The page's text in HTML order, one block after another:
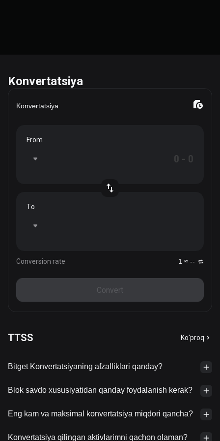
Konvertatsiya
Konvertatsiya
From
To
Conversion rate 1 ≈ --
Convert
TTSS Ko'proq
Bitget Konvertatsiyaning afzalliklari qanday?
Blok savdo xususiyatidan qanday foydalanish kerak?
Eng kam va maksimal konvertatsiya miqdori qancha?
Konvertatsiya qilingan aktivlarimni qachon olaman?